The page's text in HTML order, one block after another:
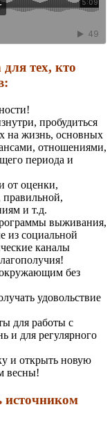
тех, кто
пробудиться
на жизнь, основных
отношениями,
периода и
от оценки,
правильной,
и т.д.
выживания,
из социальной
каналы
окружающим без
удовольствие
для работы с
и для регулярного
и открыть новую
весны!
источником